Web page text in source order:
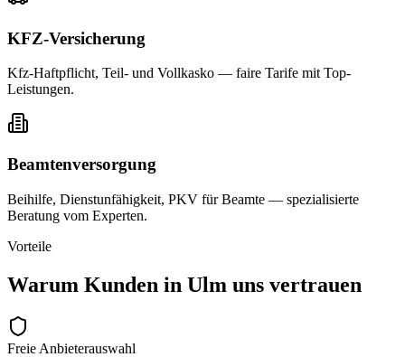
KFZ-Versicherung
Kfz-Haftpflicht, Teil- und Vollkasko — faire Tarife mit Top-
Leistungen.
Beamtenversorgung
Beihilfe, Dienstunfähigkeit, PKV für Beamte — spezialisierte
Beratung vom Experten.
Vorteile
Warum Kunden in Ulm uns vertrauen
Freie Anbieterauswahl